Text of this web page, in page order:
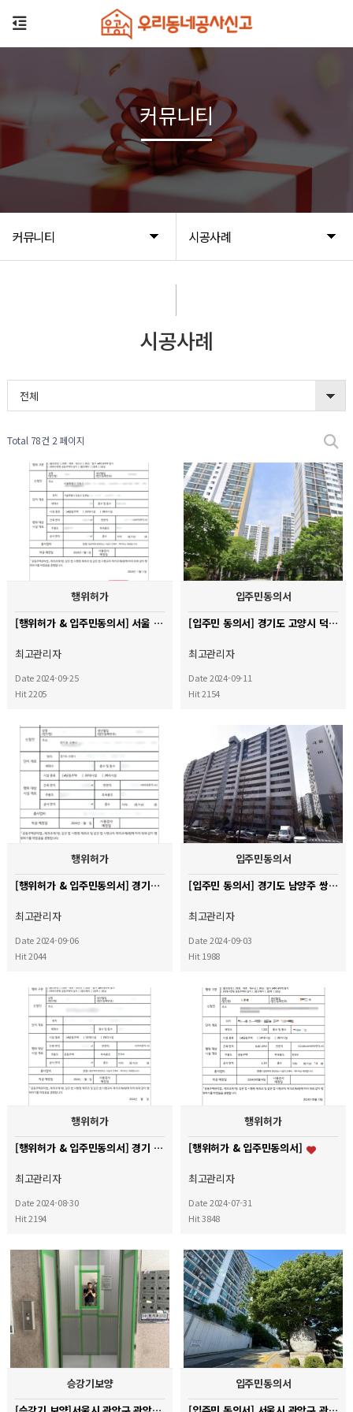
커뮤니티 시공사례
커뮤니티
시공사례
전체
Total 78건 2 페이지
행위허가
[행위허가 & 입주민동의서] 서울 강동구 신성둔촌미소지움 아파트
최고관리자
Date 2024-09-25
Hit 2205
입주민동의서
[입주민 동의서] 경기도 고양시 덕양구 달빛마을 아파트
최고관리자
Date 2024-09-11
Hit 2154
행위허가
[행위허가 & 입주민동의서] 경기도 수원시 권선구 금곡동 LG빌리지 아파트
최고관리자
Date 2024-09-06
Hit 2044
입주민동의서
[입주민 동의서] 경기도 남양주 쌍용아파트
최고관리자
Date 2024-09-03
Hit 1988
행위허가
[행위허가 & 입주민동의서] 경기 용인시 수지구 신봉마을LG자이 아파트
최고관리자
Date 2024-08-30
Hit 2194
행위허가
[행위허가 & 입주민동의서]
최고관리자
Date 2024-07-31
Hit 3848
승강기보양
입주민동의서